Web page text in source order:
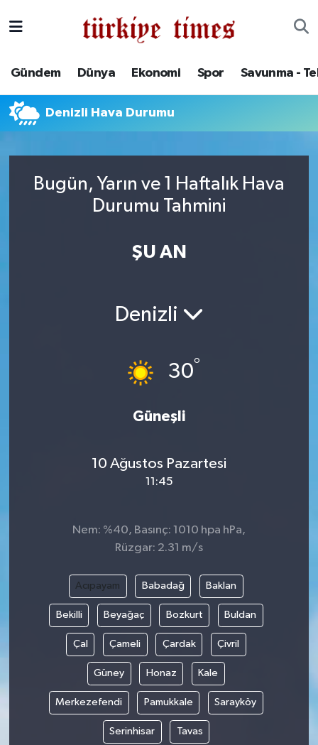
Gündem Dünya Ekonomi Spor Savunma -
Denizli Hava Durumu
Bugün, Yarın ve 1 Haftalık Hava
Durumu Tahmini
ŞU AN
Denizli
30°
Güneşli
10 Ağustos Pazartesi
11:45
Nem: %40, Basınç: 1010 hpa hPa,
Rüzgar: 2.31 m/s
Acıpayam Babadağ Baklan
Bekilli Beyağaç Bozkurt Buldan
Çal Çameli Çardak Çivril
Güney Honaz Kale
Merkezefendi Pamukkale Sarayköy
Serinhisar Tavas
Savunma - Teknoloji
Son Dakika Haberleri